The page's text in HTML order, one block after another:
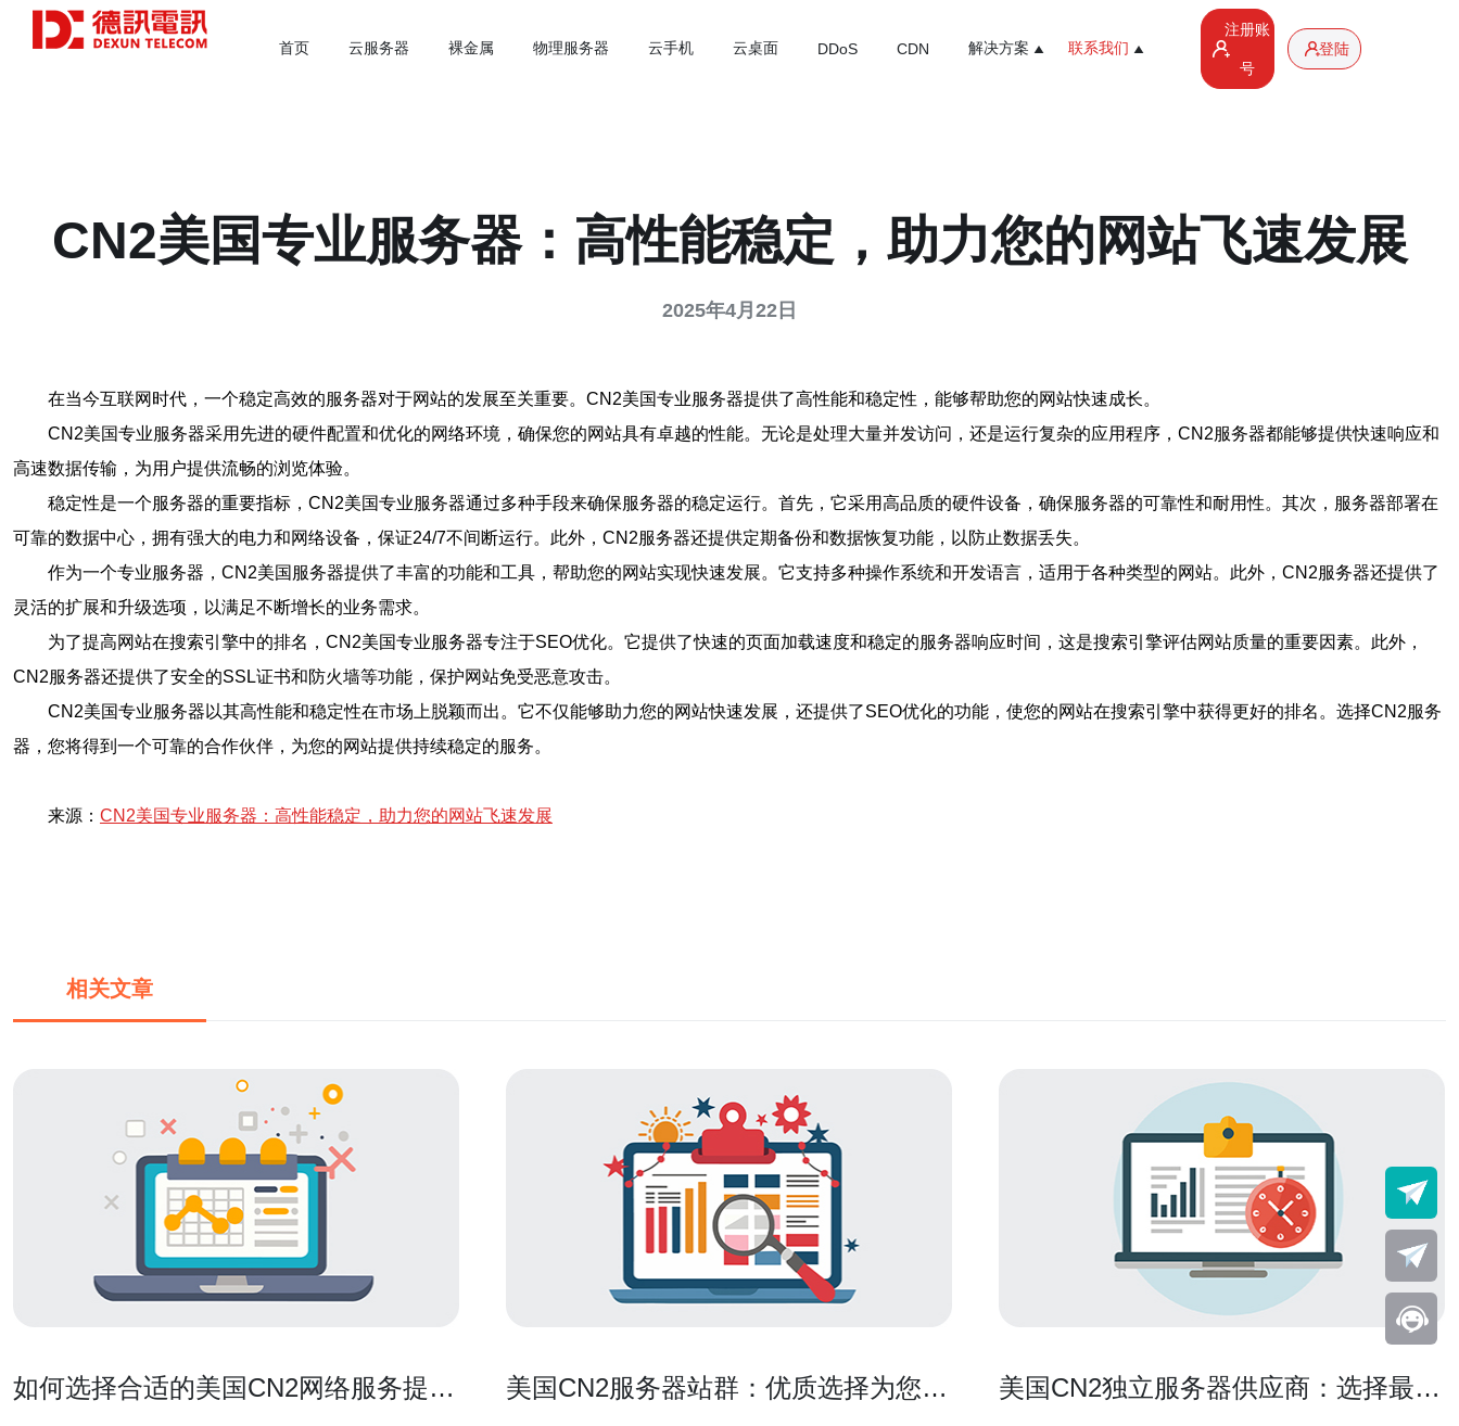
首页 云服务器 裸金属 物理服务器 云手机 云桌面 DDoS CDN 解决方案 联系我们
注册账
号
登陆
CN2美国专业服务器：高性能稳定，助力您的网站飞速发展
2025年4月22日
在当今互联网时代，一个稳定高效的服务器对于网站的发展至关重要。CN2美国专业服务器提供了高性能和稳定性，能够帮助您的网站快速成长。
CN2美国专业服务器采用先进的硬件配置和优化的网络环境，确保您的网站具有卓越的性能。无论是处理大量并发访问，还是运行复杂的应用程序，CN2服务器都能够提供快速响应和
高速数据传输，为用户提供流畅的浏览体验。
稳定性是一个服务器的重要指标，CN2美国专业服务器通过多种手段来确保服务器的稳定运行。首先，它采用高品质的硬件设备，确保服务器的可靠性和耐用性。其次，服务器部署在
可靠的数据中心，拥有强大的电力和网络设备，保证24/7不间断运行。此外，CN2服务器还提供定期备份和数据恢复功能，以防止数据丢失。
作为一个专业服务器，CN2美国服务器提供了丰富的功能和工具，帮助您的网站实现快速发展。它支持多种操作系统和开发语言，适用于各种类型的网站。此外，CN2服务器还提供了
灵活的扩展和升级选项，以满足不断增长的业务需求。
为了提高网站在搜索引擎中的排名，CN2美国专业服务器专注于SEO优化。它提供了快速的页面加载速度和稳定的服务器响应时间，这是搜索引擎评估网站质量的重要因素。此外，
CN2服务器还提供了安全的SSL证书和防火墙等功能，保护网站免受恶意攻击。
CN2美国专业服务器以其高性能和稳定性在市场上脱颖而出。它不仅能够助力您的网站快速发展，还提供了SEO优化的功能，使您的网站在搜索引擎中获得更好的排名。选择CN2服务
器，您将得到一个可靠的合作伙伴，为您的网站提供持续稳定的服务。
来源： CN2美国专业服务器：高性能稳定，助力您的网站飞速发展
相关文章
如何选择合适的美国CN2网络服务提供
美国CN2服务器站群：优质选择为您的
美国CN2独立服务器供应商：选择最佳